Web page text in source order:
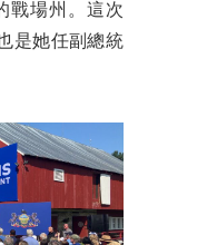
戰場州。這次
是她任副總統